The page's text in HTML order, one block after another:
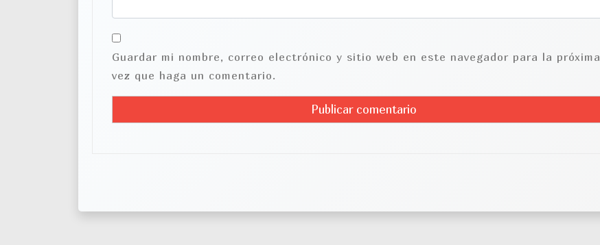
Guardar mi nombre, correo electrónico y sitio web en este navegador para la próxima
vez que haga un comentario.